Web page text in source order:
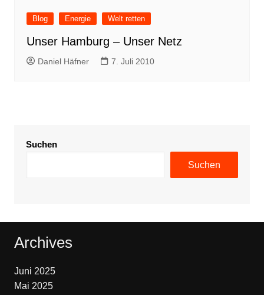
Blog Energie Welt retten
Unser Hamburg – Unser Netz
Daniel Häfner 7. Juli 2010
Suchen
Suchen
Archives
Juni 2025
Mai 2025